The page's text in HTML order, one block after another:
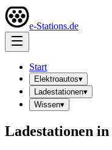
e-Stations.de
Start
Elektroautos▾
Ladestationen▾
Wissen▾
Ladestationen in